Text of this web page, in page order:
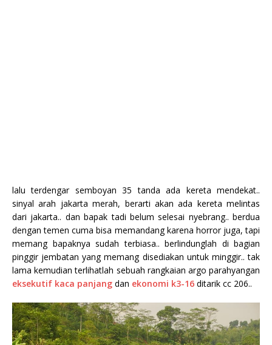
lalu terdengar semboyan 35 tanda ada kereta mendekat..
sinyal arah jakarta merah, berarti akan ada kereta melintas
dari jakarta.. dan bapak tadi belum selesai nyebrang.. berdua
dengan temen cuma bisa memandang karena horror juga, tapi
memang bapaknya sudah terbiasa.. berlindunglah di bagian
pinggir jembatan yang memang disediakan untuk minggir.. tak
lama kemudian terlihatlah sebuah rangkaian argo parahyangan
eksekutif kaca panjang dan ekonomi k3-16 ditarik cc 206..